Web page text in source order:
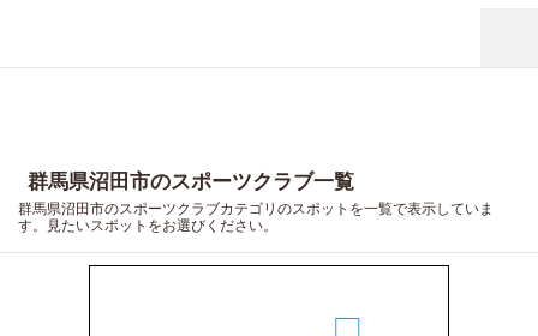
群馬県沼田市のスポーツクラブ一覧
群馬県沼田市のスポーツクラブカテゴリのスポットを一覧で表示していま
す。見たいスポットをお選びください。
3